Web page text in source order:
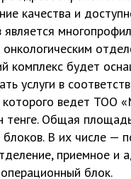
качества и
комплекс будет
услуги в
которого ведет ТОО
Общая
В их числе —
приемное и
блок.